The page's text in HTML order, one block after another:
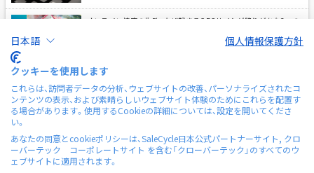
オンライン接客の失敗、なぜ起きる？ECサイトが陥りがちな3つの
ライブ配信中、ツールを何個も開いていませんか？Shopliveの『配
信コンソール』による一元管理を解説 | Shopliveブログ
る高画質の4つの役割 | Shopliveブログ
日本語 個人情報保護方針
クッキーを使用します
これらは、訪問者データの分析、ウェブサイトの改善、パーソナライズされたコ
ンテンツの表示、および素晴らしいウェブサイト体験のためにこれらを配置す
る場合があります。使用するCookieの詳細については、設定を開いてくださ
い。
あなたの同意とcookieポリシーは、SaleCycle日本公式パートナーサイト, クロ
ーバーテック コーポレートサイト を含む「クローバーテック」のすべてのウ
ェブサイトに適用されます。